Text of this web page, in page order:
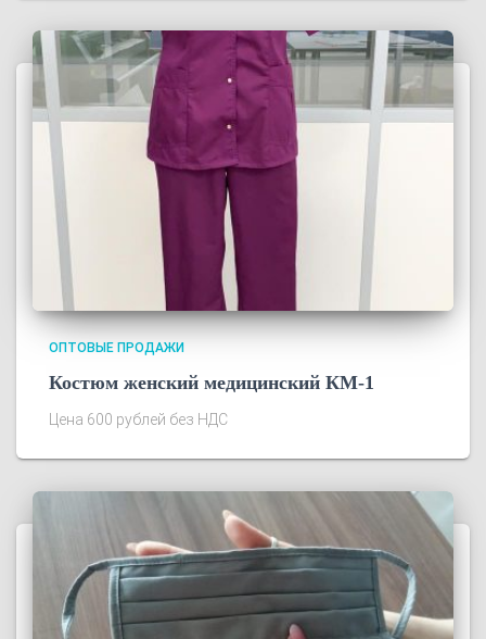
ОПТОВЫЕ ПРОДАЖИ
Костюм женский медицинский КМ-1
Цена 600 рублей без НДС